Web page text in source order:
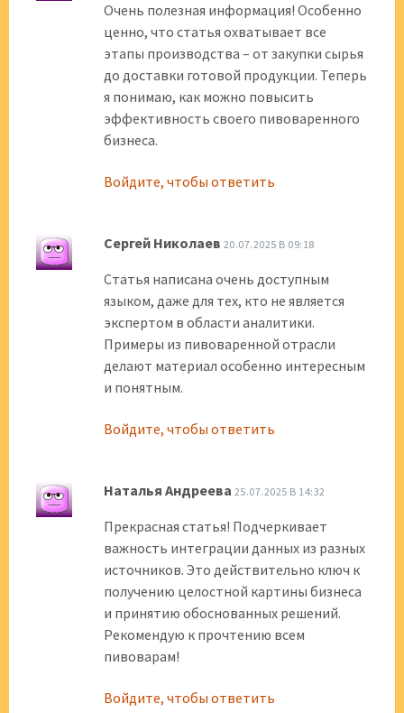
Очень полезная информация! Особенно
ценно, что статья охватывает все
этапы производства – от закупки сырья
до доставки готовой продукции. Теперь
я понимаю, как можно повысить
эффективность своего пивоваренного
бизнеса.
Войдите, чтобы ответить
Сергей Николаев 20.07.2025 В 09:18
Статья написана очень доступным
языком, даже для тех, кто не является
экспертом в области аналитики.
Примеры из пивоваренной отрасли
делают материал особенно интересным
и понятным.
Войдите, чтобы ответить
Наталья Андреева 25.07.2025 В 14:32
Прекрасная статья! Подчеркивает
важность интеграции данных из разных
источников. Это действительно ключ к
получению целостной картины бизнеса
и принятию обоснованных решений.
Рекомендую к прочтению всем
пивоварам!
Войдите, чтобы ответить